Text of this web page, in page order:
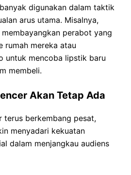
digunakan dalam taktik
arus utama. Misalnya,
perabot yang
rumah mereka atau
untuk mencoba lipstik baru
membeli.
Akan Tetap Ada
terus berkembang pesat,
menyadari kekuatan
dalam menjangkau audiens